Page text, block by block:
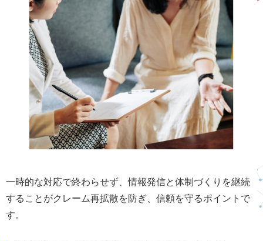
一時的な対応で終わらせず、情報発信と体制づくりを継続
することがクレーム再拡散を防ぎ、信頼を守るポイントで
す。